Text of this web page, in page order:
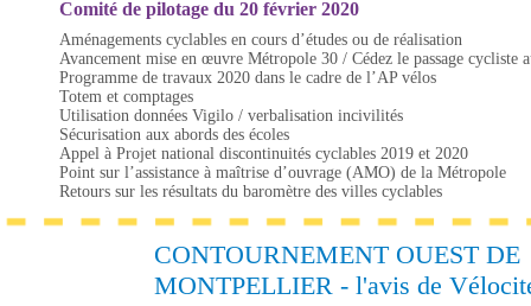
Comité de pilotage du 20 février 2020
Aménagements cyclables en cours d’études ou de réalisation
Avancement mise en œuvre Métropole 30 / Cédez le passage cycliste
Programme de travaux 2020 dans le cadre de l’AP vélos
Totem et comptages
Utilisation données Vigilo / verbalisation incivilités
Sécurisation aux abords des écoles
Appel à Projet national discontinuités cyclables 2019 et 2020
Point sur l’assistance à maîtrise d’ouvrage (AMO) de la Métropole
Retours sur les résultats du baromètre des villes cyclables
CONTOURNEMENT OUEST DE
MONTPELLIER - l'avis de